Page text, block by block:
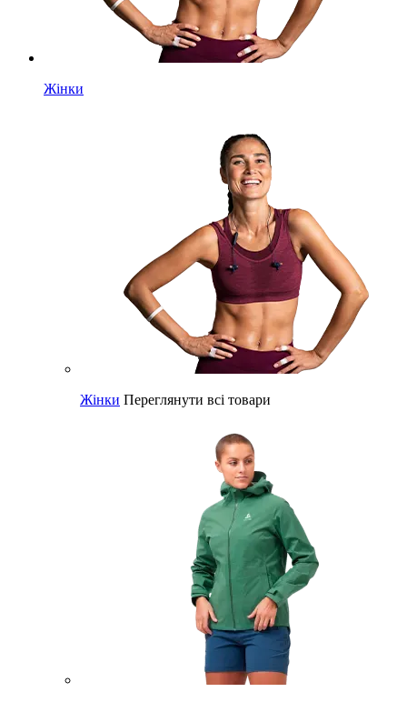
Жінки
Жінки Переглянути всі товари